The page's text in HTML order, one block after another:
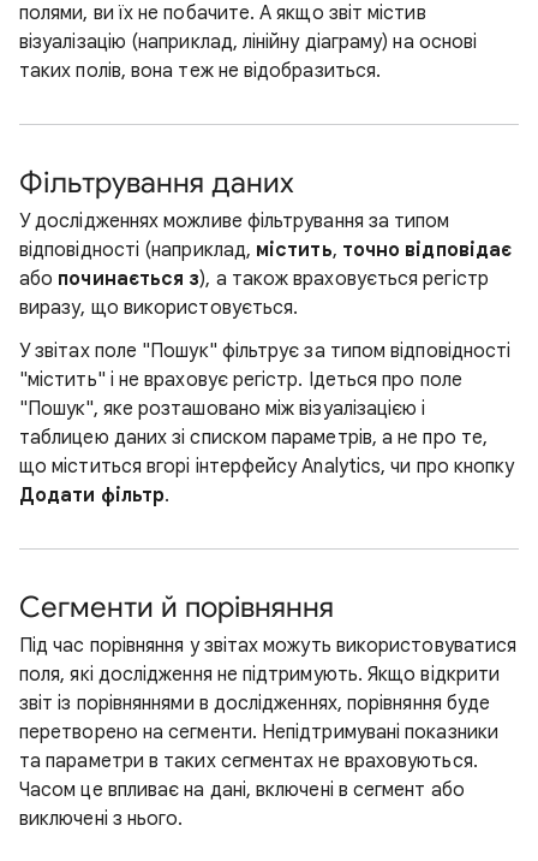
полями, ви їх не побачите. А якщо звіт містив
візуалізацію (наприклад, лінійну діаграму) на основі
таких полів, вона теж не відобразиться.
Фільтрування даних
У дослідженнях можливе фільтрування за типом
відповідності (наприклад, містить, точно відповідає
або починається з), а також враховується регістр
виразу, що використовується.
У звітах поле "Пошук" фільтрує за типом відповідності
"містить" і не враховує регістр. Ідеться про поле
"Пошук", яке розташовано між візуалізацією і
таблицею даних зі списком параметрів, а не про те,
що міститься вгорі інтерфейсу Analytics, чи про кнопку
Додати фільтр.
Сегменти й порівняння
Під час порівняння у звітах можуть використовуватися
поля, які дослідження не підтримують. Якщо відкрити
звіт із порівняннями в дослідженнях, порівняння буде
перетворено на сегменти. Непідтримувані показники
та параметри в таких сегментах не враховуються.
Часом це впливає на дані, включені в сегмент або
виключені з нього.